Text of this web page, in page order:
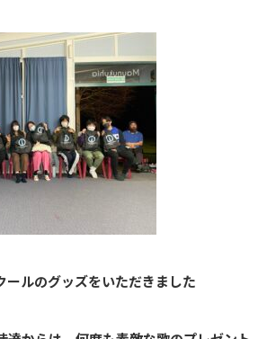
ールのグッズをいただきました